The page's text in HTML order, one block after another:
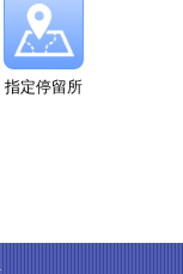
指定停留所